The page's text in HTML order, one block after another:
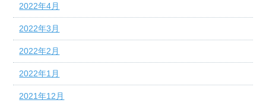
2022年4月
2022年3月
2022年2月
2022年1月
2021年12月